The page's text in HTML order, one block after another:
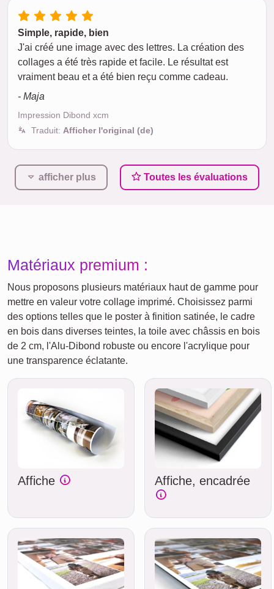
Simple, rapide, bien
J'ai créé une image avec des lettres. La création des
collages a été très rapide et facile. Le résultat est
vraiment beau et a été bien reçu comme cadeau.
- Maja
Impression Dibond xcm
Traduit: Afficher l'original (de)
afficher plus Toutes les évaluations
Matériaux premium :
Nous proposons plusieurs matériaux haut de gamme pour
mettre en valeur votre collage imprimé. Choisissez parmi
des options telles que le poster à finition satinée, le cadre
en bois dans diverses teintes, la toile avec châssis en bois
de 2 cm, l'Alu-Dibond robuste ou encore l'acrylique pour
une transparence éclatante.
Affiche Affiche, encadrée